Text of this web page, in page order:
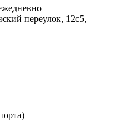
переулок, 12с5,